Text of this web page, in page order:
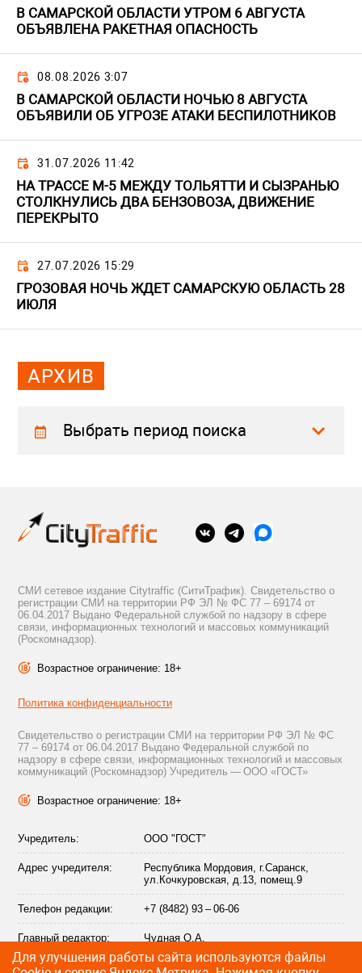
В САМАРСКОЙ ОБЛАСТИ УТРОМ 6 АВГУСТА
ОБЪЯВЛЕНА РАКЕТНАЯ ОПАСНОСТЬ
08.08.2026 3:07
В САМАРСКОЙ ОБЛАСТИ НОЧЬЮ 8 АВГУСТА
ОБЪЯВИЛИ ОБ УГРОЗЕ АТАКИ БЕСПИЛОТНИКОВ
31.07.2026 11:42
НА ТРАССЕ М-5 МЕЖДУ ТОЛЬЯТТИ И СЫЗРАНЬЮ
СТОЛКНУЛИСЬ ДВА БЕНЗОВОЗА, ДВИЖЕНИЕ
ПЕРЕКРЫТО
27.07.2026 15:29
ГРОЗОВАЯ НОЧЬ ЖДЕТ САМАРСКУЮ ОБЛАСТЬ 28
ИЮЛЯ
АРХИВ
Выбрать период поиска
СМИ сетевое издание Citytraffic (СитиТрафик). Свидетельство о
регистрации СМИ на территории РФ ЭЛ № ФС 77 – 69174 от
06.04.2017 Выдано Федеральной службой по надзору в сфере
связи, информационных технологий и массовых коммуникаций
(Роскомнадзор).
Возрастное ограничение: 18+
Политика конфиденциальности
Свидетельство о регистрации СМИ на территории РФ ЭЛ № ФС
77 – 69174 от 06.04.2017 Выдано Федеральной службой по
надзору в сфере связи, информационных технологий и массовых
коммуникаций (Роскомнадзор) Учредитель — ООО «ГОСТ»
Возрастное ограничение: 18+
Учредитель: ООО "ГОСТ"
Адрес учредителя:
Республика Мордовия, г.Саранск,
ул.Кочкуровская, д.13, помещ.9
Телефон редакции: +7 (8482) 93 – 06-06
Главный редактор: Чудная О.А.
Адрес электронной info@citytraffic.ru
Для улучшения работы сайта используются файлы